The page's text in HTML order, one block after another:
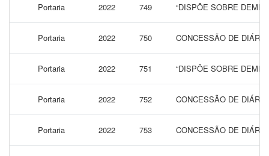
Portaria 2022 749 “DISPÕE SOBRE
Portaria 2022 750 CONCESSÃO DE
Portaria 2022 751 “DISPÕE SOBRE
Portaria 2022 752 CONCESSÃO DE
Portaria 2022 753 CONCESSÃO DE